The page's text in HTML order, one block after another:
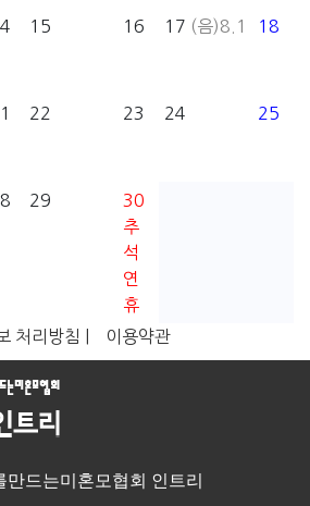
15 16 17 (음)8.1 18
22 23 24 25
29
30
추
석
연
휴
처리방침 | 이용약관
드는미혼모협회 인트리